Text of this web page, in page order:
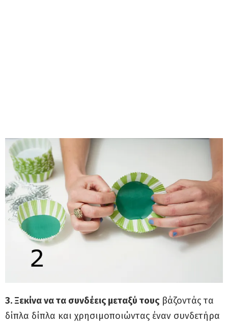
3. Ξεκίνα να τα συνδέεις μεταξύ τουςβάζοντάς τα
δίπλα δίπλα και χρησιμοποιώντας έναν συνδετήρα